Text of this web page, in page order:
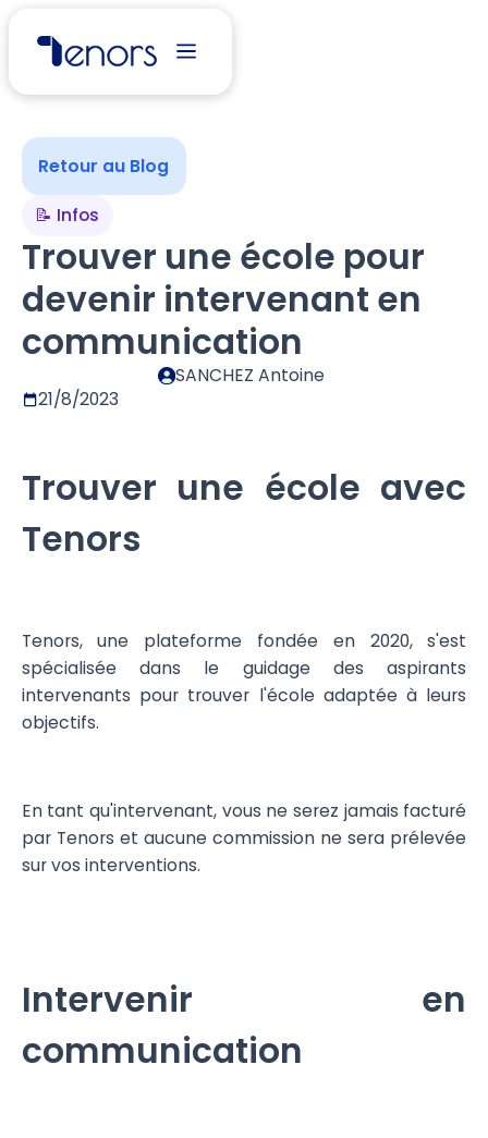
Retour au Blog
📝 Infos
Trouver une école pour
devenir intervenant en
communication
SANCHEZ Antoine
21/8/2023
Trouver une école avec
Tenors
Tenors, une plateforme fondée en 2020, s'est
spécialisée dans le guidage des aspirants
intervenants pour trouver l'école adaptée à leurs
objectifs.
En tant qu'intervenant, vous ne serez jamais facturé
par Tenors et aucune commission ne sera prélevée
sur vos interventions.
Intervenir en
communication